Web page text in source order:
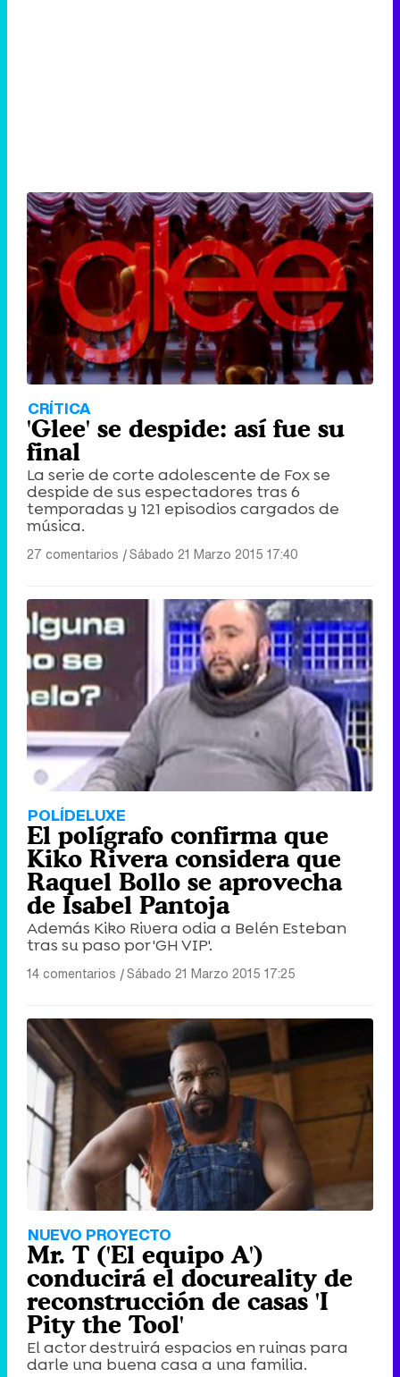
CRÍTICA
'Glee' se despide: así fue su
final
La serie de corte adolescente de Fox se
despide de sus espectadores tras 6
temporadas y 121 episodios cargados de
música.
27 comentarios |Sábado 21 Marzo 2015 17:40
POLÍDELUXE
El polígrafo confirma que
Kiko Rivera considera que
Raquel Bollo se aprovecha
de Isabel Pantoja
Además Kiko Rivera odia a Belén Esteban
tras su paso por 'GH VIP'.
14 comentarios |Sábado 21 Marzo 2015 17:25
NUEVO PROYECTO
Mr. T ('El equipo A')
conducirá el docureality de
reconstrucción de casas 'I
Pity the Tool'
El actor destruirá espacios en ruinas para
darle una buena casa a una familia.